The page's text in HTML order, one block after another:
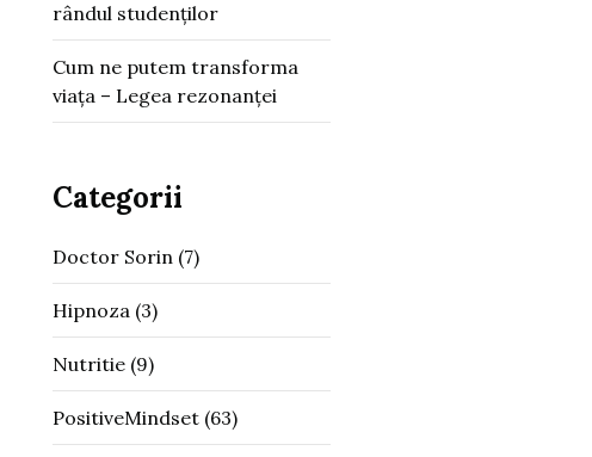
rândul studenților
Cum ne putem transforma
viața – Legea rezonanței
Categorii
Doctor Sorin (7)
Hipnoza (3)
Nutritie (9)
PositiveMindset (63)